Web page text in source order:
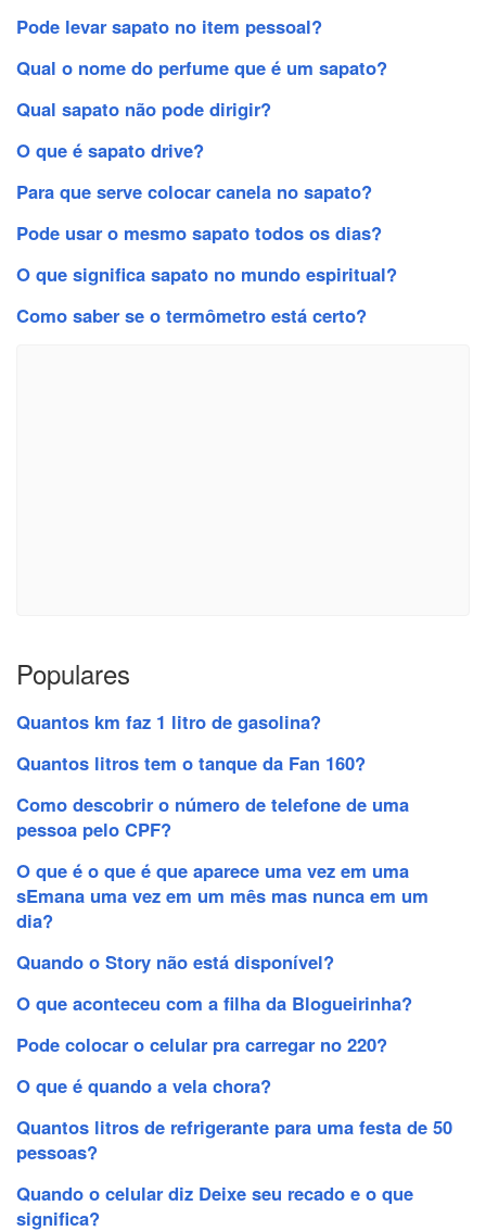
Pode levar sapato no item pessoal?
Qual o nome do perfume que é um sapato?
Qual sapato não pode dirigir?
O que é sapato drive?
Para que serve colocar canela no sapato?
Pode usar o mesmo sapato todos os dias?
O que significa sapato no mundo espiritual?
Como saber se o termômetro está certo?
Populares
Quantos km faz 1 litro de gasolina?
Quantos litros tem o tanque da Fan 160?
Como descobrir o número de telefone de uma
pessoa pelo CPF?
O que é o que é que aparece uma vez em uma
sEmana uma vez em um mês mas nunca em um
dia?
Quando o Story não está disponível?
O que aconteceu com a filha da Blogueirinha?
Pode colocar o celular pra carregar no 220?
O que é quando a vela chora?
Quantos litros de refrigerante para uma festa de 50
pessoas?
Quando o celular diz Deixe seu recado e o que
significa?